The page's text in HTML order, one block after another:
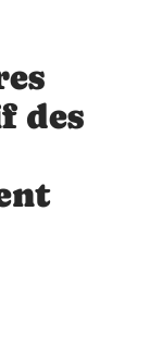
des